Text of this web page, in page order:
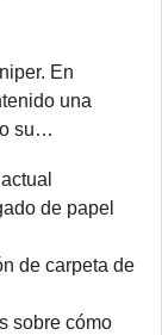
En
una
su…
de papel
de carpeta de
sobre cómo